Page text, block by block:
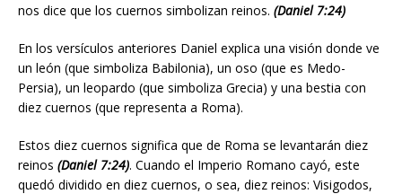
nos dice que los cuernos simbolizan reinos. (Daniel 7:24)
En los versículos anteriores Daniel explica una visión donde ve
un león (que simboliza Babilonia), un oso (que es Medo-
Persia), un leopardo (que simboliza Grecia) y una bestia con
diez cuernos (que representa a Roma).
Estos diez cuernos significa que de Roma se levantarán diez
reinos (Daniel 7:24). Cuando el Imperio Romano cayó, este
quedó dividido en diez cuernos, o sea, diez reinos: Visigodos,